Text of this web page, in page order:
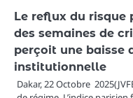
Le reflux du risque
des semaines de
perçoit une baisse
institutionnelle
Dakar, 22 Octobre